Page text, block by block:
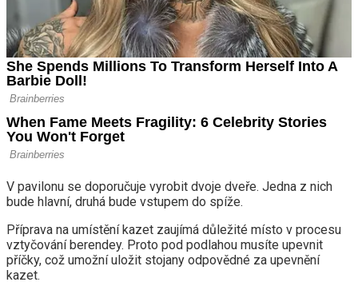
V pavilonu se doporučuje vyrobit dvoje dveře. Jedna z nich
bude hlavní, druhá bude vstupem do spíže.
Příprava na umístění kazet zaujímá důležité místo v procesu
vztyčování berendey. Proto pod podlahou musíte upevnit
příčky, což umožní uložit stojany odpovědné za upevnění
kazet.